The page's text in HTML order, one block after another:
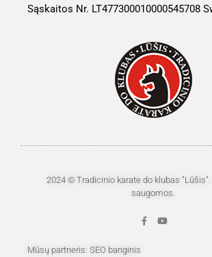
Sąskaitos Nr. LT477300010000545708
2024 © Tradicinio karate do klubas
saugomos.
F
a
Y
o
Mūsų partneris: SEO banginis